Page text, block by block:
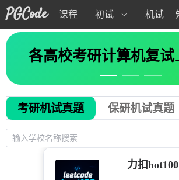
PGCode 课程 初试 机试
各大高校考研机试真题
各高校考研计算机复试
力扣hot100
考研机试真题 保研机试真题